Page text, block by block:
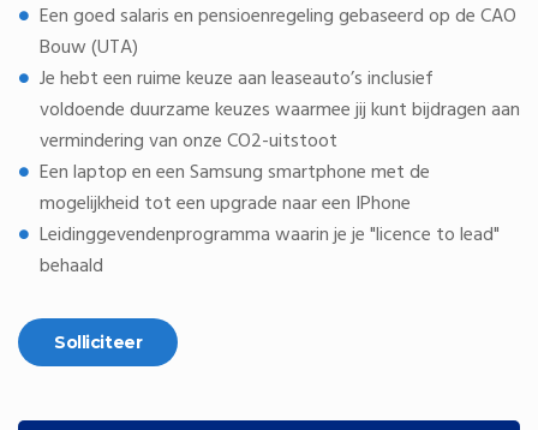
Een goed salaris en pensioenregeling gebaseerd op de CAO
Bouw (UTA)
Je hebt een ruime keuze aan leaseauto’s inclusief
voldoende duurzame keuzes waarmee jij kunt bijdragen aan
vermindering van onze CO2-uitstoot
Een laptop en een Samsung smartphone met de
mogelijkheid tot een upgrade naar een IPhone
Leidinggevendenprogramma waarin je je "licence to lead"
behaald